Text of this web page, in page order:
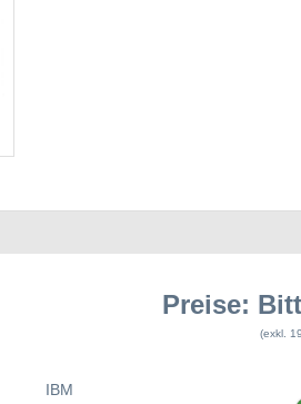
IBM
Preise:
(exkl.